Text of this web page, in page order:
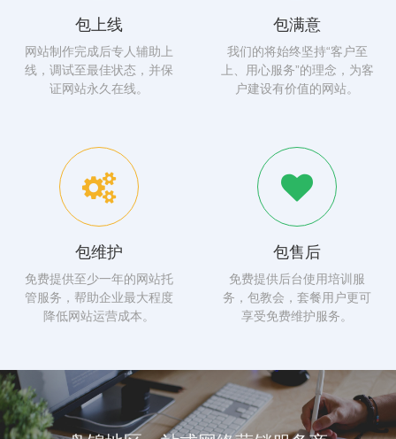
包上线
网站制作完成后专人辅助上
线，调试至最佳状态，并保
证网站永久在线。
包满意
我们的将始终坚持“客户至
上、用心服务”的理念，为客
户建设有价值的网站。
包维护
免费提供至少一年的网站托
管服务，帮助企业最大程度
降低网站运营成本。
包售后
免费提供后台使用培训服
务，包教会，套餐用户更可
享受免费维护服务。